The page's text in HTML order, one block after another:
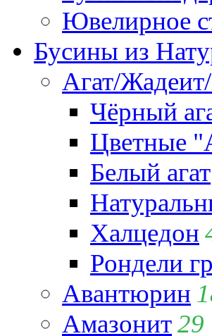
Ювелирное
Бусины из
Агат/
Чёрный
Цветные
Белый агат
Халцедон
Рондели
Авантюрин
Амазонит29